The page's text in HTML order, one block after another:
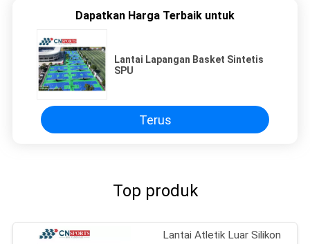
Dapatkan Harga Terbaik untuk
Lantai Lapangan Basket Sintetis
SPU
Terus
Top produk
Lantai Atletik Luar Silikon